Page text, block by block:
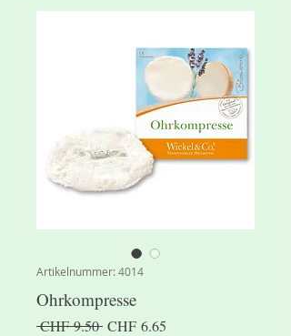
Artikelnummer: 4014
Ohrkompresse
CHF 9.50 Standardpreis
CHF 6.65